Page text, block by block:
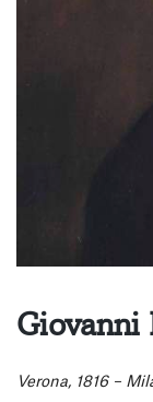
Verona, 1816 –